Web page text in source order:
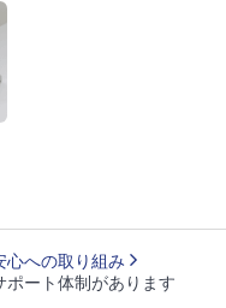
心への取り組み
ポート体制があります